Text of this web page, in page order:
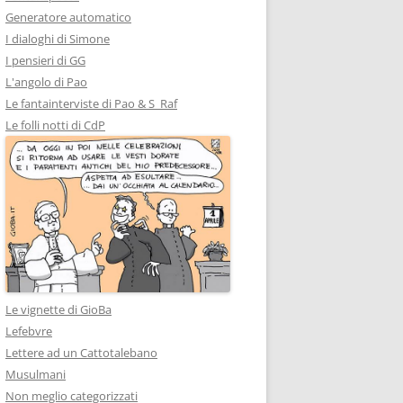
Generatore automatico
I dialoghi di Simone
I pensieri di GG
L'angolo di Pao
Le fantainterviste di Pao & S_Raf
Le folli notti di CdP
Le vignette di GioBa
Lefebvre
Lettere ad un Cattotalebano
Musulmani
Non meglio categorizzati